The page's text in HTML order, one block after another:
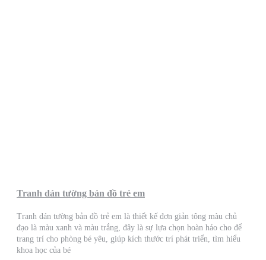
Tranh dán tường bản đồ trẻ em
Tranh dán tường bản đồ trẻ em là thiết kế đơn giản tông màu chủ
đạo là màu xanh và màu trắng, đây là sự lựa chọn hoàn hảo cho để
trang trí cho phòng bé yêu, giúp kích thước trí phát triển, tìm hiểu
khoa học của bé